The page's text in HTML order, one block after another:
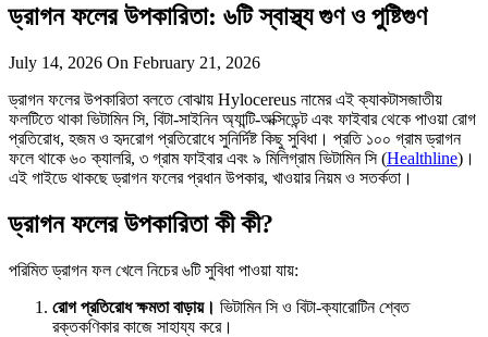
ড্রাগন ফলের উপকারিতা: ৬টি স্বাস্থ্য গুণ ও পুষ্টিগুণ
July 14, 2026 On February 21, 2026
ড্রাগন ফলের উপকারিতা বলতে বোঝায় Hylocereus নামের এই ক্যাকটাসজাতীয়
ফলটিতে থাকা ভিটামিন সি, বিটা-সাইনিন অ্যান্টি-অক্সিডেন্ট এবং ফাইবার থেকে পাওয়া রোগ
প্রতিরোধ, হজম ও হৃদরোগ প্রতিরোধে সুনির্দিষ্ট কিছু সুবিধা। প্রতি ১০০ গ্রাম ড্রাগন
ফলে থাকে ৬০ ক্যালরি, ৩ গ্রাম ফাইবার এবং ৯ মিলিগ্রাম ভিটামিন সি (Healthline)।
এই গাইডে থাকছে ড্রাগন ফলের প্রধান উপকার, খাওয়ার নিয়ম ও সতর্কতা।
ড্রাগন ফলের উপকারিতা কী কী?
পরিমিত ড্রাগন ফল খেলে নিচের ৬টি সুবিধা পাওয়া যায়:
রোগ প্রতিরোধ ক্ষমতা বাড়ায়। ভিটামিন সি ও বিটা-ক্যারোটিন শ্বেত
রক্তকণিকার কাজে সাহায্য করে।